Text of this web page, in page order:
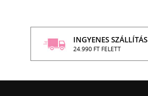
INGYENES SZÁLLÍTÁS
24.990 FT FELETT